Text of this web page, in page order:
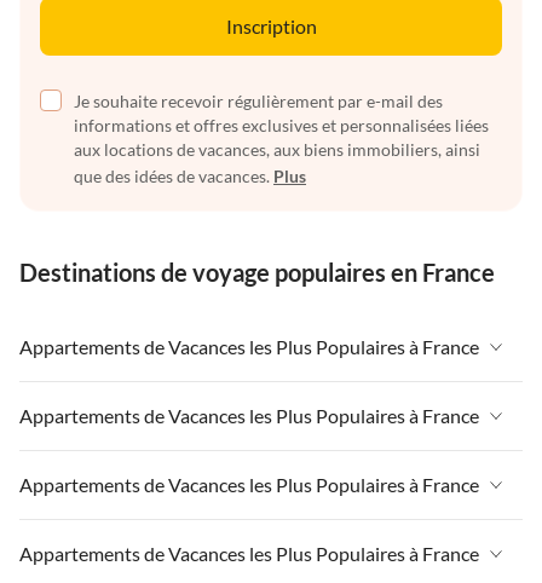
Inscription
Je souhaite recevoir régulièrement par e-mail des
informations et offres exclusives et personnalisées liées
aux locations de vacances, aux biens immobiliers, ainsi
que des idées de vacances. Plus
Destinations de voyage populaires en France
Appartements de Vacances les Plus Populaires à France
Appartements de Vacances à France
Appartements de Vacances à Paris-Ile de France
Appartements de Vacances à Paris
Appartements de Vacances les Plus Populaires à France
Appartements de Vacances à France
Appartements de Vacances à Paris-Ile de France
Appartements de Vacances à Paris
Appartements de Vacances les Plus Populaires à France
Appartements de Vacances à France
Appartements de Vacances les Plus Populaires à France